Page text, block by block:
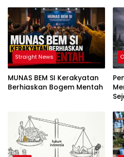
Straight News
MUNAS BEM SI Kerakyatan
Berhiaskan Bogem Mentah